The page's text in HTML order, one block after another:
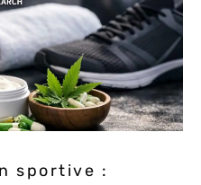
sportive :